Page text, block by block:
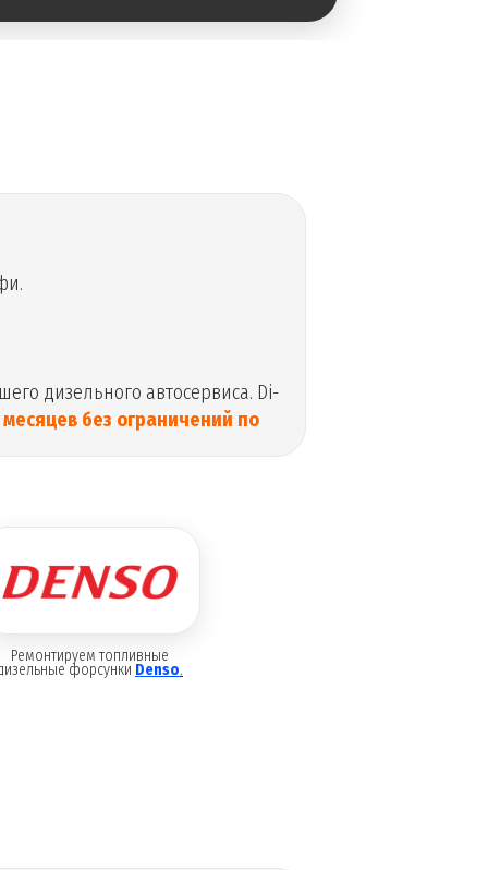
дизельного автосервиса. Di-
без ограничений по
Ремонтируем топливные
форсунки Denso.